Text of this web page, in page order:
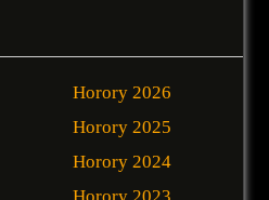
Horory 2026
Horory 2025
Horory 2024